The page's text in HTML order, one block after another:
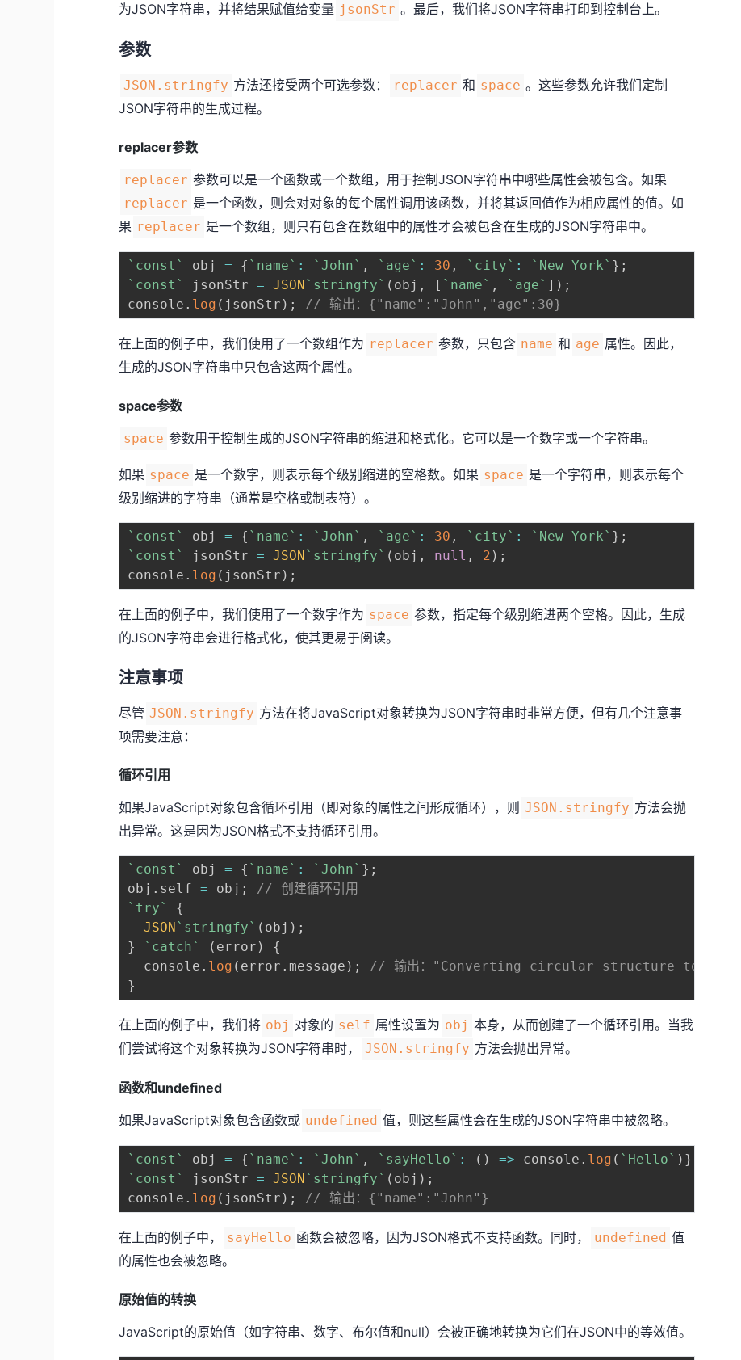
为JSON字符串，并将结果赋值给变量 jsonStr 。最后，我们将JSON字符串打印到控制台上。
参数
JSON.stringfy 方法还接受两个可选参数： replacer 和 space 。这些参数允许我们定制
JSON字符串的生成过程。
replacer参数
replacer 参数可以是一个函数或一个数组，用于控制JSON字符串中哪些属性会被包含。如果
replacer 是一个函数，则会对对象的每个属性调用该函数，并将其返回值作为相应属性的值。如
果 replacer 是一个数组，则只有包含在数组中的属性才会被包含在生成的JSON字符串中。
` const ` obj = { ` name` : ` John` , ` age` : 30 , ` city` : ` New York` } ;
` const ` jsonStr = JSON` stringfy` ( obj , [ ` name` , ` age` ] ) ;
console . log ( jsonStr ) ; // 输出：{"name":"John","age":30}
在上面的例子中，我们使用了一个数组作为 replacer 参数，只包含 name 和 age 属性。因此，
生成的JSON字符串中只包含这两个属性。
space参数
space 参数用于控制生成的JSON字符串的缩进和格式化。它可以是一个数字或一个字符串。
如果 space 是一个数字，则表示每个级别缩进的空格数。如果 space 是一个字符串，则表示每个
级别缩进的字符串（通常是空格或制表符）。
` const ` obj = { ` name` : ` John` , ` age` : 30 , ` city` : ` New York` } ;
` const ` jsonStr = JSON` stringfy` ( obj , null , 2 ) ;
console . log ( jsonStr ) ;
在上面的例子中，我们使用了一个数字作为 space 参数，指定每个级别缩进两个空格。因此，生成
的JSON字符串会进行格式化，使其更易于阅读。
注意事项
尽管 JSON.stringfy 方法在将JavaScript对象转换为JSON字符串时非常方便，但有几个注意事
项需要注意：
循环引用
如果JavaScript对象包含循环引用（即对象的属性之间形成循环），则 JSON.stringfy 方法会抛
出异常。这是因为JSON格式不支持循环引用。
` const ` obj = { ` name` : ` John` } ;
obj . self = obj ;
// 创建循环引用
` try`
{
JSON` stringfy` ( obj ) ;
}
` catch` ( error )
{
  console
. log ( error . message ) ;
// 输出："Converting circular structure to JSON"
}
在上面的例子中，我们将 obj 对象的 self 属性设置为 obj 本身，从而创建了一个循环引用。当我
们尝试将这个对象转换为JSON字符串时，
JSON.stringfy 方法会抛出异常。
函数和undefined
如果JavaScript对象包含函数或 undefined 值，则这些属性会在生成的JSON字符串中被忽略。
` const ` obj = { ` name` : ` John` , ` sayHello` : ( ) => console . log ( ` Hello` ) }
` const ` jsonStr = JSON` stringfy` ( obj ) ;
console . log ( jsonStr ) ; // 输出：{"name":"John"}
在上面的例子中， sayHello 函数会被忽略，因为JSON格式不支持函数。同时， undefined 值
的属性也会被忽略。
原始值的转换
JavaScript的原始值（如字符串、数字、布尔值和null）会被正确地转换为它们在JSON中的等效值。